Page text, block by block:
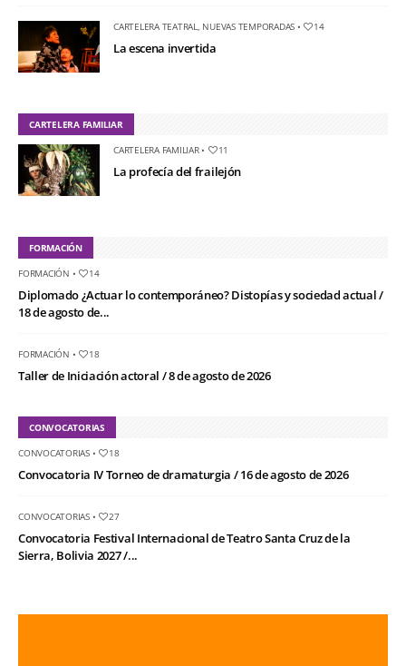
CARTELERA TEATRAL, NUEVAS TEMPORADAS • 14
La escena invertida
CARTELERA FAMILIAR
CARTELERA FAMILIAR• 11
La profecía del frailejón
FORMACIÓN
FORMACIÓN • 14
Diplomado ¿Actuar lo contemporáneo? Distopías y sociedad actual /
18 de agosto de...
FORMACIÓN • 18
Taller de Iniciación actoral / 8 de agosto de 2026
CONVOCATORIAS
CONVOCATORIAS• 18
Convocatoria IV Torneo de dramaturgia / 16 de agosto de 2026
CONVOCATORIAS• 27
Convocatoria Festival Internacional de Teatro Santa Cruz de la
Sierra, Bolivia 2027 /...